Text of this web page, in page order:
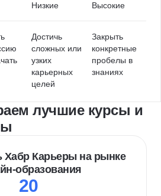
Низкие Высокие
Достичь
сложных или
узких
карьерных
целей
Закрыть
конкретные
пробелы в
знаниях
лучшие курсы и
Хабр Карьеры на рынке
образования
20